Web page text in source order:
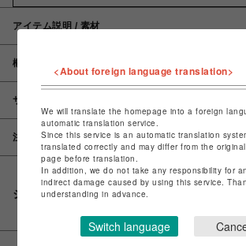
アイテム説明 / 素材
概要
サイズ
注意事項
シェアする
<About foreign language translation>
We will translate the homepage into a foreign
automatic translation service.
Since this service is an automatic translation
translated correctly and may differ from the
page before translation.
In addition, we do not take any responsibility for
indirect damage caused by using this service.
understanding in advance.
Switch language